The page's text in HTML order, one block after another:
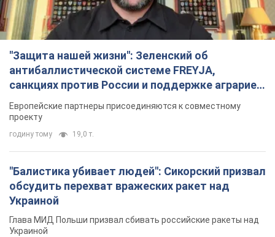
"Защита нашей жизни": Зеленский об
антибаллистической системе FREYJA,
санкциях против России и поддержке аграриев.
Видео
Европейские партнеры присоединяются к совместному
проекту
годину тому 19,0 т.
"Балистика убивает людей": Сикорский призвал
обсудить перехват вражеских ракет над
Украиной
Глава МИД Польши призвал сбивать российские ракеты над
Украиной